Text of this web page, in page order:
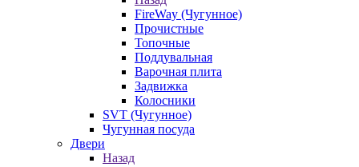
FireWay (Чугунное)
Прочистные
Топочные
Поддувальная
Варочная плита
Задвижка
Колосники
SVT (Чугунное)
Чугунная посуда
Двери
Назад